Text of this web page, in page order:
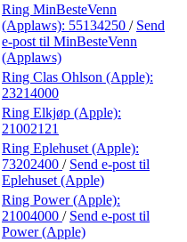
Ring MinBesteVenn
(Applaws): 55134250 / Send
e-post til MinBesteVenn
(Applaws)
Ring Clas Ohlson (Apple):
23214000
Ring Elkjøp (Apple):
21002121
Ring Eplehuset (Apple):
73202400 / Send e-post til
Eplehuset (Apple)
Ring Power (Apple):
21004000 / Send e-post til
Power (Apple)